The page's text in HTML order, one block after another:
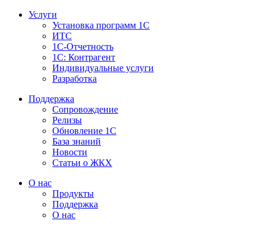
Услуги
Установка программ 1С
ИТС
1С-Отчетность
1С: Контрагент
Индивидуальные услуги
Разработка
Поддержка
Сопровождение
Релизы
Обновление 1С
База знаний
Новости
Статьи о ЖКХ
О нас
Продукты
Поддержка
О нас